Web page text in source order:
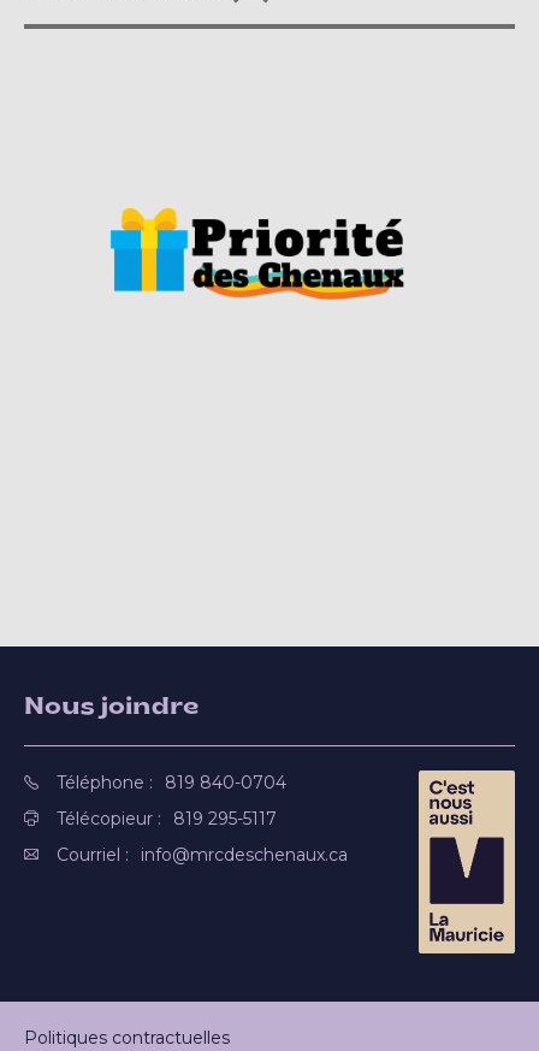
Nous joindre
Téléphone :
819 840-0704
Télécopieur :
819 295-5117
Courriel :
info@mrcdeschenaux.ca
Politiques contractuelles